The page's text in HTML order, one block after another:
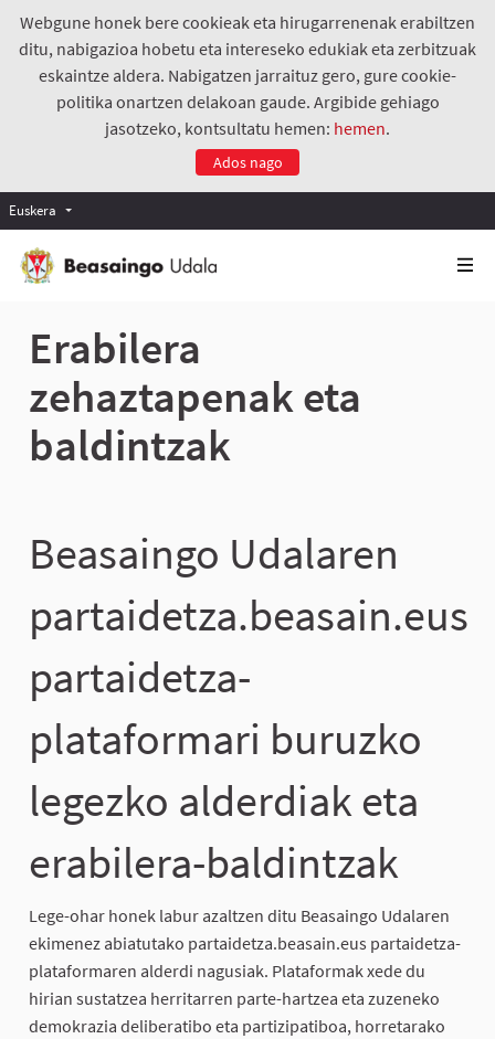
Webgune honek bere cookieak eta hirugarrenenak erabiltzen
ditu, nabigazioa hobetu eta intereseko edukiak eta zerbitzuak
eskaintze aldera. Nabigatzen jarraituz gero, gure cookie-
politika onartzen delakoan gaude. Argibide gehiago
jasotzeko, kontsultatu hemen: hemen.
Ados nago
Euskera
Erabilera
zehaztapenak eta
baldintzak
Beasaingo Udalaren
partaidetza.beasain.eus
partaidetza-
plataformari buruzko
legezko alderdiak eta
erabilera-baldintzak
Lege-ohar honek labur azaltzen ditu Beasaingo Udalaren
ekimenez abiatutako partaidetza.beasain.eus partaidetza-
plataformaren alderdi nagusiak. Plataformak xede du
hirian sustatzea herritarren parte-hartzea eta zuzeneko
demokrazia deliberatibo eta partizipatiboa, horretarako